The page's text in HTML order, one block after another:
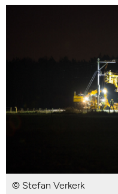
© Stefan Verkerk